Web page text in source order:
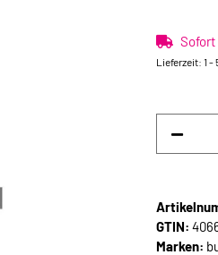
Lieferzeit: 1 -
GTIN:
Marken: